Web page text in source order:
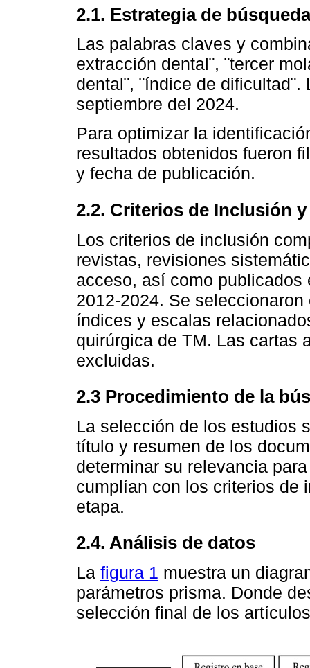
2.1. Estrategia de búsqueda
Las palabras claves y
extracción dental¨, ¨tercer
dental¨, ¨índice de
septiembre del 2024.
Para optimizar la
resultados obtenidos fueron
y fecha de publicación.
2.2. Criterios de Inclusión
Los criterios de inclusión
revistas, revisiones
acceso, así como
2012-2024. Se
índices y escalas
quirúrgica de TM. Las cartas
excluidas.
2.3 Procedimiento de la
La selección de los estudios
título y resumen de los
determinar su relevancia
cumplían con los criterios de
etapa.
2.4. Análisis de datos
La figura 1 muestra un
parámetros prisma. Donde
selección final de los